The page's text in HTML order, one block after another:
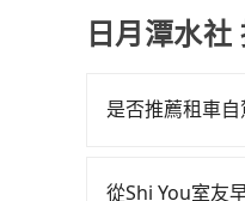
日月潭水
是否推薦租車
天就要來回，
從Shi You室友